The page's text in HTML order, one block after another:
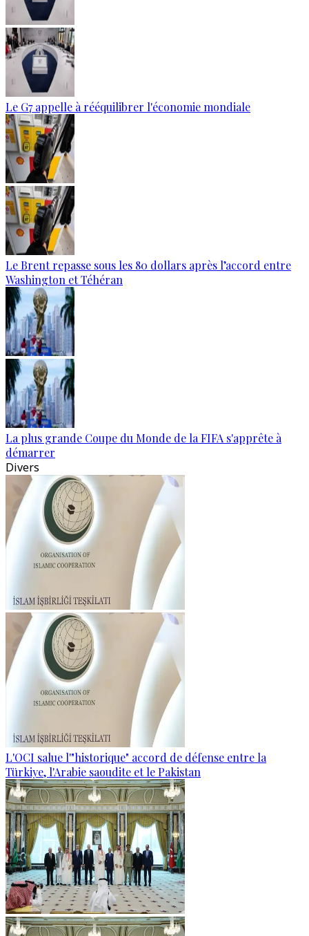
Le G7 appelle à rééquilibrer l'économie mondiale
Le Brent repasse sous les 80 dollars après l’accord entre
Washington et Téhéran
La plus grande Coupe du Monde de la FIFA s'apprête à
démarrer
Divers
L'OCI salue l'"historique" accord de défense entre la
Türkiye, l'Arabie saoudite et le Pakistan